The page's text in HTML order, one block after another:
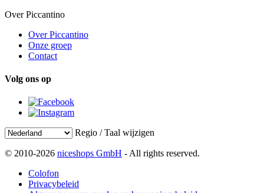
Over Piccantino
Over Piccantino
Onze groep
Contact
Volg ons op
Regio / Taal wijzigen
© 2010-2026 niceshops GmbH - All rights reserved.
Colofon
Privacybeleid